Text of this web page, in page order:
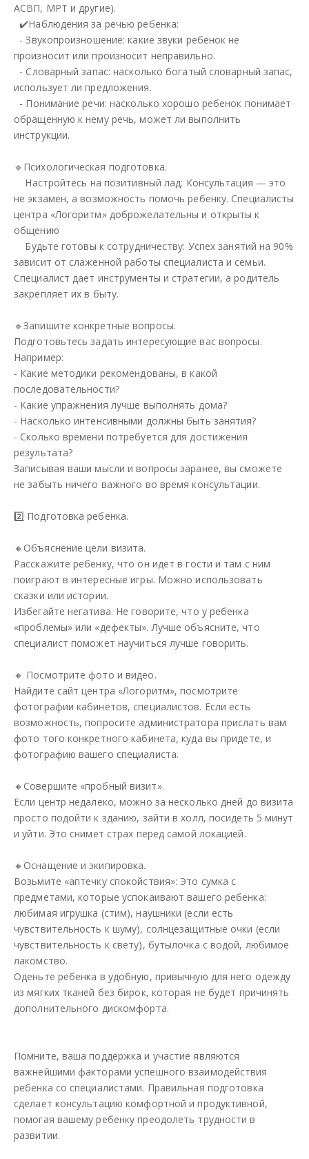
АСВП, МРТ и другие).
✔️Наблюдения за речью ребенка:
- Звукопроизношение: какие звуки ребенок не
произносит или произносит неправильно.
- Словарный запас: насколько богатый словарный запас,
использует ли предложения.
- Понимание речи: насколько хорошо ребенок понимает
обращенную к нему речь, может ли выполнить
инструкции.
🔹Психологическая подготовка.
Настройтесь на позитивный лад: Консультация — это
не экзамен, а возможность помочь ребенку. Специалисты
центра «Логоритм» доброжелательны и открыты к
общению
Будьте готовы к сотрудничеству: Успех занятий на 90%
зависит от слаженной работы специалиста и семьи.
Специалист дает инструменты и стратегии, а родитель
закрепляет их в быту.
🔹Запишите конкретные вопросы.
Подготовьтесь задать интересующие вас вопросы.
Например:
- Какие методики рекомендованы, в какой
последовательности?
- Какие упражнения лучше выполнять дома?
- Насколько интенсивными должны быть занятия?
- Сколько времени потребуется для достижения
результата?
Записывая ваши мысли и вопросы заранее, вы сможете
не забыть ничего важного во время консультации.
2️⃣ Подготовка ребенка.
🔸Объяснение цели визита.
Расскажите ребенку, что он идет в гости и там с ним
поиграют в интересные игры. Можно использовать
сказки или истории.
Избегайте негатива. Не говорите, что у ребенка
«проблемы» или «дефекты». Лучше объясните, что
специалист поможет научиться лучше говорить.
🔸 Посмотрите фото и видео.
Найдите сайт центра «Логоритм», посмотрите
фотографии кабинетов, специалистов. Если есть
возможность, попросите администратора прислать вам
фото того конкретного кабинета, куда вы придете, и
фотографию вашего специалиста.
🔸Совершите «пробный визит».
Если центр недалеко, можно за несколько дней до визита
просто подойти к зданию, зайти в холл, посидеть 5 минут
и уйти. Это снимет страх перед самой локацией.
🔸Оснащение и экипировка.
Возьмите «аптечку спокойствия»: Это сумка с
предметами, которые успокаивают вашего ребенка:
любимая игрушка (стим), наушники (если есть
чувствительность к шуму), солнцезащитные очки (если
чувствительность к свету), бутылочка с водой, любимое
лакомство.
Оденьте ребенка в удобную, привычную для него одежду
из мягких тканей без бирок, которая не будет причинять
дополнительного дискомфорта.
Помните, ваша поддержка и участие являются
важнейшими факторами успешного взаимодействия
ребенка со специалистами. Правильная подготовка
сделает консультацию комфортной и продуктивной,
помогая вашему ребенку преодолеть трудности в
развитии.